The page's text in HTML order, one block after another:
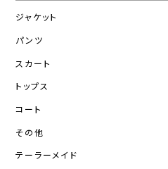
ジャケット
パンツ
スカート
トップス
コート
その他
テーラーメイド